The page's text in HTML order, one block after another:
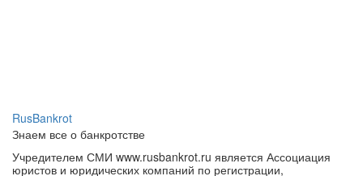
Знаем все о банкротстве
Учредителем СМИ www.rusbankrot.ru является Ассоциация
юристов и юридических компаний по регистрации,
ликвидации, банкротству и судебному представительству.